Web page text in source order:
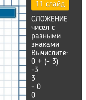
11 слайд
СЛОЖЕНИЕ
чисел с
разными
знаками
Вычислите:
0 + (– 3)
-3
3
- 0
0